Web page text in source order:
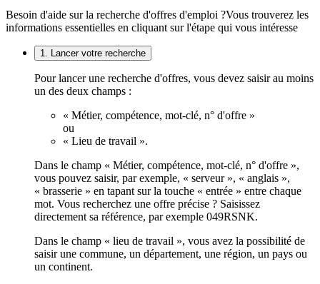
Besoin d'aide sur la recherche d'offres d'emploi ?Vous trouverez les
informations essentielles en cliquant sur l'étape qui vous intéresse
1. Lancer votre recherche
Pour lancer une recherche d'offres, vous devez saisir au moins
un des deux champs :
« Métier, compétence, mot-clé, n° d'offre »
ou
« Lieu de travail ».
Dans le champ « Métier, compétence, mot-clé, n° d'offre »,
vous pouvez saisir, par exemple, « serveur », « anglais »,
« brasserie » en tapant sur la touche « entrée » entre chaque
mot. Vous recherchez une offre précise ? Saisissez
directement sa référence, par exemple 049RSNK.
Dans le champ « lieu de travail », vous avez la possibilité de
saisir une commune, un département, une région, un pays ou
un continent.